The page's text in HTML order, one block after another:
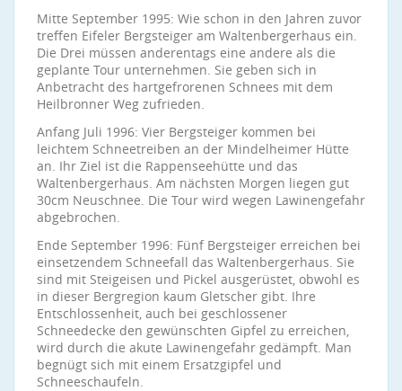
Mitte September 1995: Wie schon in den Jahren zuvor
treffen Eifeler Bergsteiger am Waltenbergerhaus ein.
Die Drei müssen anderentags eine andere als die
geplante Tour unternehmen. Sie geben sich in
Anbetracht des hartgefrorenen Schnees mit dem
Heilbronner Weg zufrieden.
Anfang Juli 1996: Vier Bergsteiger kommen bei
leichtem Schneetreiben an der Mindelheimer Hütte
an. Ihr Ziel ist die Rappenseehütte und das
Waltenbergerhaus. Am nächsten Morgen liegen gut
30cm Neuschnee. Die Tour wird wegen Lawinengefahr
abgebrochen.
Ende September 1996: Fünf Bergsteiger erreichen bei
einsetzendem Schneefall das Waltenbergerhaus. Sie
sind mit Steigeisen und Pickel ausgerüstet, obwohl es
in dieser Bergregion kaum Gletscher gibt. Ihre
Entschlossenheit, auch bei geschlossener
Schneedecke den gewünschten Gipfel zu erreichen,
wird durch die akute Lawinengefahr gedämpft. Man
begnügt sich mit einem Ersatzgipfel und
Schneeschaufeln.